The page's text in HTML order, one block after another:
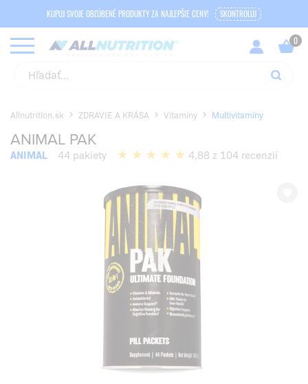
KUPUJ SVOJE OBĽÚBENÉ PRODUKTY ZA NAJLEPŠIE CENY! SKONTROLUJ
Allnutrition.sk ZDRAVIE A KRÁSA Vitamíny Multivitamíny
ANIMAL PAK
ANIMAL 44 pakiety 4,88 z 104 recenzií